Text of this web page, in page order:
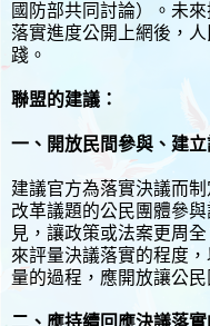
國防部共同討論）。未
落實進度公開上網後，
踐。
聯盟的建議：
一、開放民間參與、建
建議官方為落實決議而
改革議題的公民團體參
見，讓政策或法案更周
來評量決議落實的程度
量的過程，應開放讓公